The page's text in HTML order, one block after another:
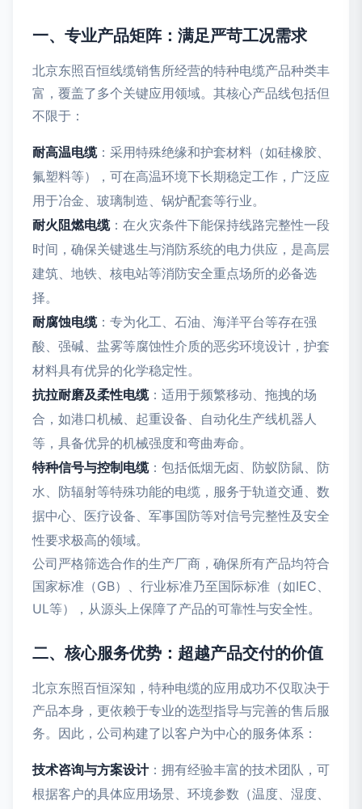
一、专业产品矩阵：满足严苛工况需求
北京东照百恒线缆销售所经营的特种电缆产品种类丰
富，覆盖了多个关键应用领域。其核心产品线包括但
不限于：
耐高温电缆：采用特殊绝缘和护套材料（如硅橡胶、
氟塑料等），可在高温环境下长期稳定工作，广泛应
用于冶金、玻璃制造、锅炉配套等行业。
耐火阻燃电缆：在火灾条件下能保持线路完整性一段
时间，确保关键逃生与消防系统的电力供应，是高层
建筑、地铁、核电站等消防安全重点场所的必备选
择。
耐腐蚀电缆：专为化工、石油、海洋平台等存在强
酸、强碱、盐雾等腐蚀性介质的恶劣环境设计，护套
材料具有优异的化学稳定性。
抗拉耐磨及柔性电缆：适用于频繁移动、拖拽的场
合，如港口机械、起重设备、自动化生产线机器人
等，具备优异的机械强度和弯曲寿命。
特种信号与控制电缆：包括低烟无卤、防蚁防鼠、防
水、防辐射等特殊功能的电缆，服务于轨道交通、数
据中心、医疗设备、军事国防等对信号完整性及安全
性要求极高的领域。
公司严格筛选合作的生产厂商，确保所有产品均符合
国家标准（GB）、行业标准乃至国际标准（如IEC、
UL等），从源头上保障了产品的可靠性与安全性。
二、核心服务优势：超越产品交付的价值
北京东照百恒深知，特种电缆的应用成功不仅取决于
产品本身，更依赖于专业的选型指导与完善的售后服
务。因此，公司构建了以客户为中心的服务体系：
技术咨询与方案设计：拥有经验丰富的技术团队，可
根据客户的具体应用场景、环境参数（温度、湿度、